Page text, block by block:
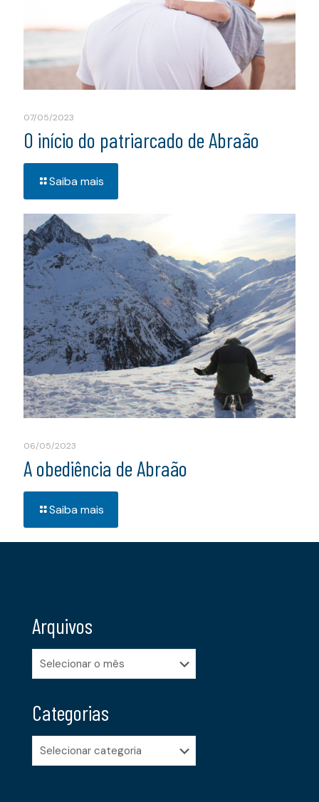
07/05/2023
O início do patriarcado de Abraão
Saiba mais
06/05/2023
A obediência de Abraão
Saiba mais
Arquivos
Arquivos
Categorias
Categorias